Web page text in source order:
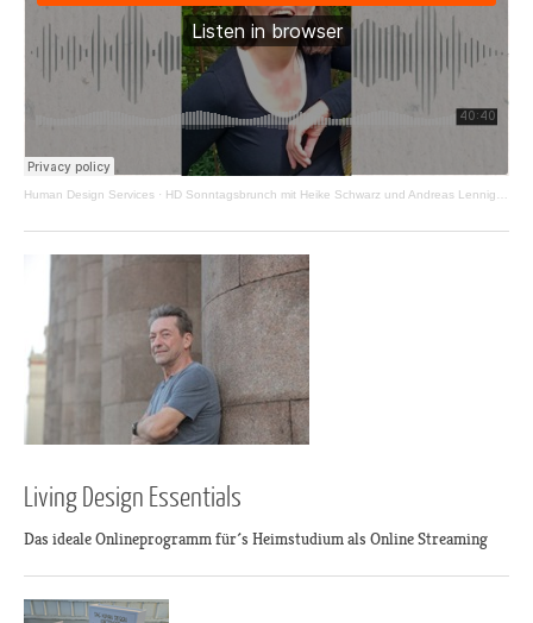
Human Design Services · HD Sonntagsbrunch mit Heike Schwarz und Andreas Lenniger - Kanal 37-40
Living Design Essentials
Das ideale Onlineprogramm für´s Heimstudium als Online Streaming